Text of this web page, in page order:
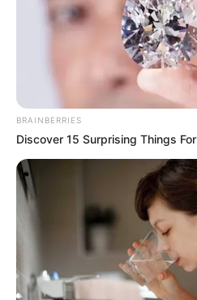
BRAINBERRIES
Discover 15 Surprising Things